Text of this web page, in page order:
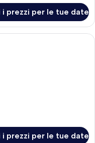
i prezzi per le tue date
postazione laptop,
i prezzi per le tue date